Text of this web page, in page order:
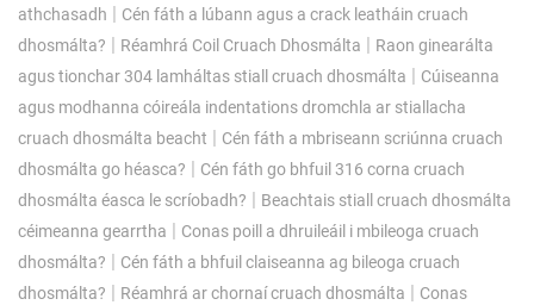
athchasadh | Cén fáth a lúbann agus a crack leatháin cruach
dhosmálta? | Réamhrá Coil Cruach Dhosmálta | Raon ginearálta
agus tionchar 304 lamháltas stiall cruach dhosmálta | Cúiseanna
agus modhanna cóireála indentations dromchla ar stiallacha
cruach dhosmálta beacht | Cén fáth a mbriseann scriúnna cruach
dhosmálta go héasca? | Cén fáth go bhfuil 316 corna cruach
dhosmálta éasca le scríobadh? | Beachtais stiall cruach dhosmálta
céimeanna gearrtha | Conas poill a dhruileáil i mbileoga cruach
dhosmálta? | Cén fáth a bhfuil claiseanna ag bileoga cruach
dhosmálta? | Réamhrá ar chornaí cruach dhosmálta | Conas